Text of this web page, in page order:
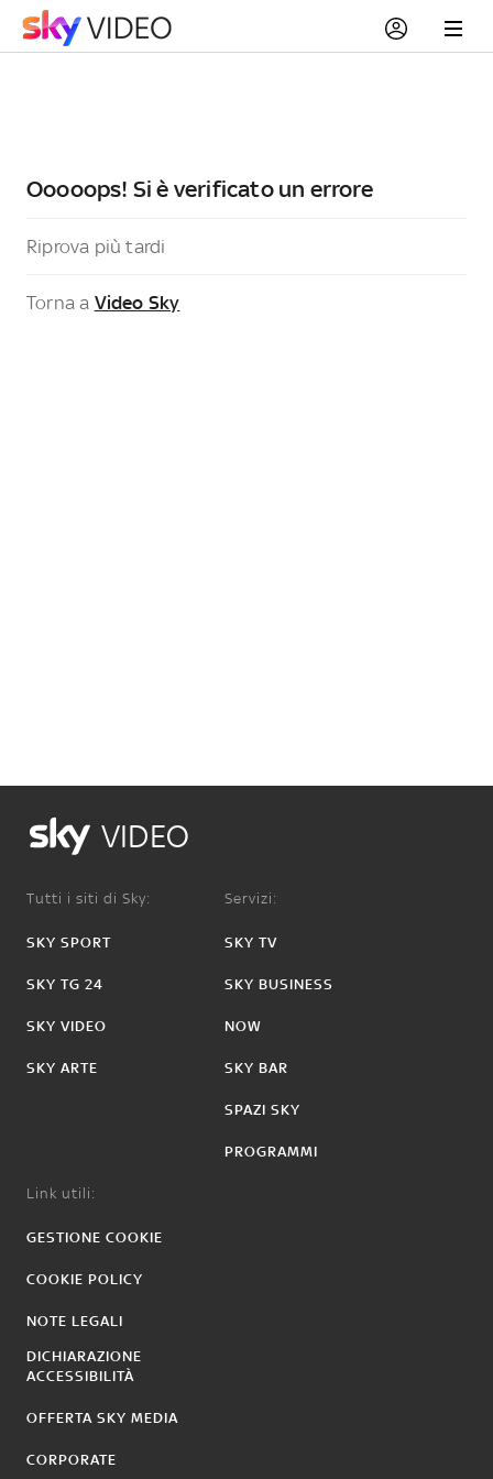
Ooooops! Si è verificato un errore
Riprova più tardi
Torna a Video Sky
VIDEO
Tutti i siti di Sky:
SKY SPORT
SKY TG 24
SKY VIDEO
SKY ARTE
Servizi:
SKY TV
SKY BUSINESS
NOW
SKY BAR
SPAZI SKY
PROGRAMMI
Link utili:
GESTIONE COOKIE
COOKIE POLICY
NOTE LEGALI
DICHIARAZIONE
ACCESSIBILITÀ
OFFERTA SKY MEDIA
CORPORATE